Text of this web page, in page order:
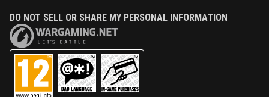
DO NOT SELL OR SHARE MY PERSONAL INFORMATION